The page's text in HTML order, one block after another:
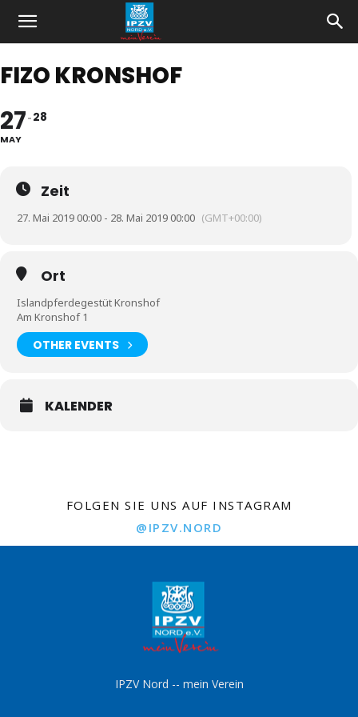
FIZO KRONSHOF
27
MAY
28
Zeit
27. Mai 2019 00:00 - 28. Mai 2019 00:00 (GMT+00:00)
Ort
Islandpferdegestüt Kronshof
Am Kronshof 1
OTHER EVENTS
KALENDER
FOLGEN SIE UNS AUF INSTAGRAM
@IPZV.NORD
IPZV Nord -- mein Verein